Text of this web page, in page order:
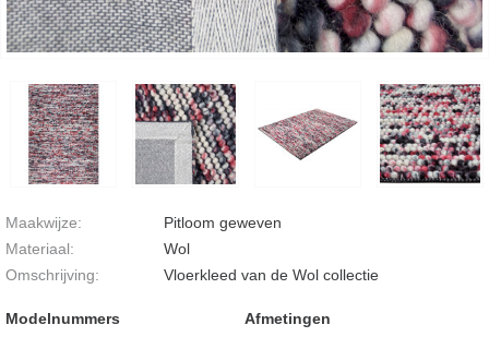
Maakwijze:
Pitloom geweven
Materiaal:
Wol
Omschrijving:
Vloerkleed van de Wol collectie
Modelnummers
Afmetingen